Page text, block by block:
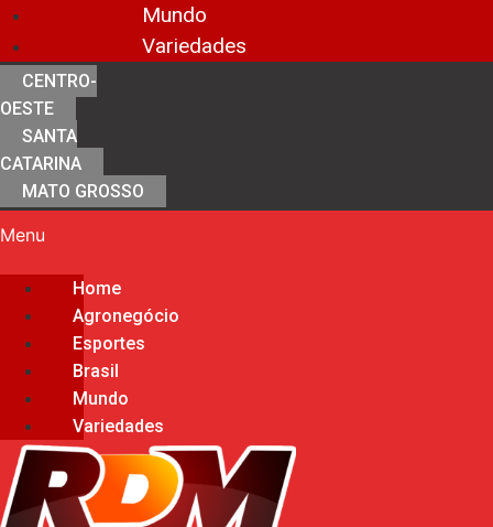
Mundo
Variedades
CENTRO-
OESTE
SANTA
CATARINA
MATO GROSSO
Menu
Home
Agronegócio
Esportes
Brasil
Mundo
Variedades